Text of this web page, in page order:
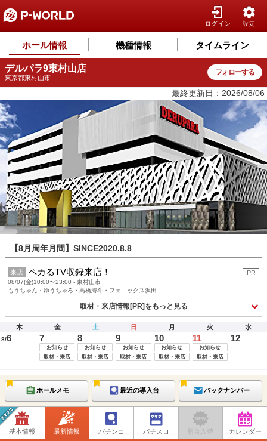
ログイン 設定
ホール情報 機種情報 タイムライン
デルパラ9東村山店
東京都東村山市
フォローする
最終更新日：2026/08/06
【8月周年月間】SINCE2020.8.8
来店 ペカるTV収録来店！ PR
08/07(金)10:00〜23:00 - 東村山市
もうちゃん・ゆうちゃろ・高橋海斗・フェニックス浜田
取材・来店情報[PR]をもっと見る
木 金 土 日 月 火 水
8/6 7
お知らせ
取材・来店
8
お知らせ
取材・来店
9
お知らせ
取材・来店
10
お知らせ
取材・来店
11
お知らせ
取材・来店
12
ホールメモ 最近の導入台 バックナンバー
基本情報 最新情報 パチンコ パチスロ 新台入替 カレンダー